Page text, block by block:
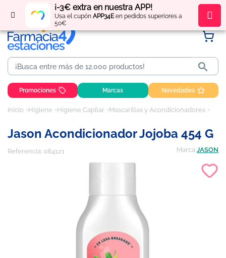
¡-3€ extra en nuestra APP!
Usa el cupón APP34Een pedidos superiores a
50€
Regístratey obténpuntos por tus compras

Promociones Marcas Novedades
Inicio Higiene Higiene Capilar Mascarillas y Acondicionadores
Jason Acondicionador Jojoba 454 G
Referencia: 084121 Marca JASON